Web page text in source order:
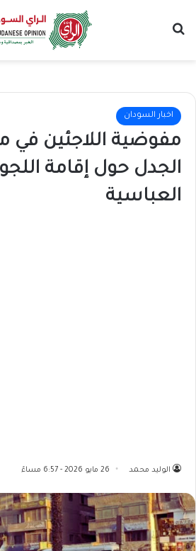
اخبار السودان
مفوضية اللاجئين
الجدل حول إقامة
العباسية
الوليد محمد 26 مايو 2026 - 6:57 مساءً